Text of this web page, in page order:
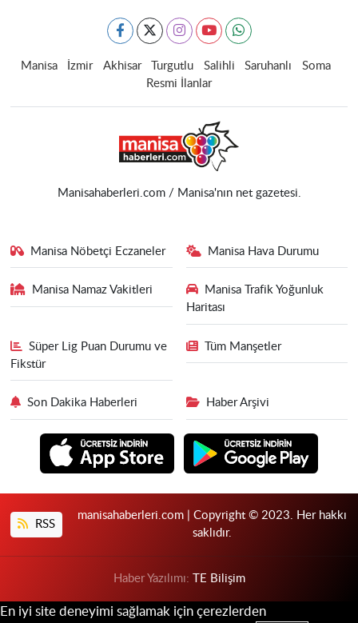
Manisa İzmir Akhisar Turgutlu Salihli Saruhanlı
Soma
Resmi İlanlar
Manisahaberleri.com / Manisa'nın net gazetesi.
Manisa Nöbetçi Eczaneler Manisa Hava Durumu
Manisa Namaz Vakitleri
Manisa Trafik Yoğunluk
Haritası
Süper Lig Puan Durumu ve
Fikstür
Tüm Manşetler
Son Dakika Haberleri Haber Arşivi
RSS
manisahaberleri.com | Copyright © 2023. Her hakkı
saklıdır.
Haber Yazılımı: TE Bilişim
En iyi site deneyimi sağlamak için çerezlerden